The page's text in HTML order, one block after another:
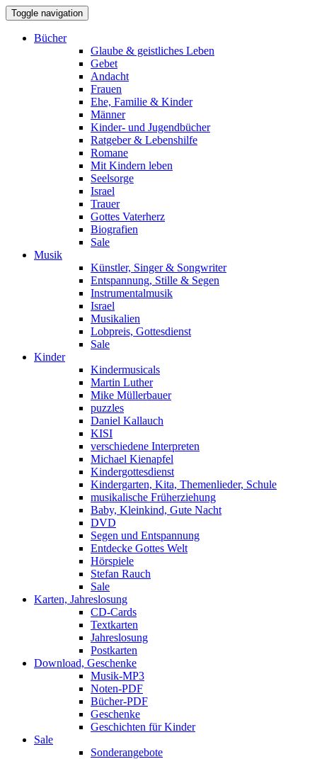
Toggle navigation
Bücher
Glaube & geistliches Leben
Gebet
Andacht
Frauen
Ehe, Familie & Kinder
Männer
Kinder- und Jugendbücher
Ratgeber & Lebenshilfe
Romane
Mit Kindern leben
Seelsorge
Israel
Trauer
Gottes Vaterherz
Biografien
Sale
Musik
Künstler, Singer & Songwriter
Entspannung, Stille & Segen
Instrumentalmusik
Israel
Musikalien
Lobpreis, Gottesdienst
Sale
Kinder
Kindermusicals
Martin Luther
Mike Müllerbauer
puzzles
Daniel Kallauch
KISI
verschiedene Interpreten
Michael Kienapfel
Kindergottesdienst
Kindergarten, Kita, Themenlieder, Schule
musikalische Früherziehung
Baby, Kleinkind, Gute Nacht
DVD
Segen und Entspannung
Entdecke Gottes Welt
Hörspiele
Stefan Rauch
Sale
Karten, Jahreslosung
CD-Cards
Textkarten
Jahreslosung
Postkarten
Download, Geschenke
Musik-MP3
Noten-PDF
Bücher-PDF
Geschenke
Geschichten für Kinder
Sale
Sonderangebote